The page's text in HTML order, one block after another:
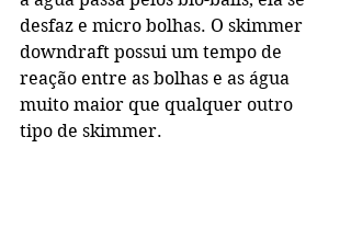
desfaz e micro bolhas. O skimmer
downdraft possui um tempo de
reação entre as bolhas e as água
muito maior que qualquer outro
tipo de skimmer.